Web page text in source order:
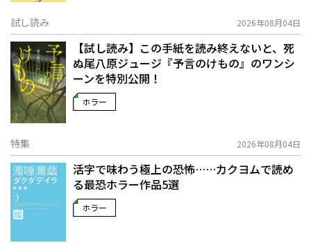
試し読み 2026年08月04日
【試し読み】この手紙を読み終えないと、死
ぬ――尾八原ジュージ『予言のけもの』のワンシ
ーンを特別公開！
ホラー
特集 2026年08月04日
活字で味わう極上の恐怖……カクヨムで読め
る最恐ホラー作品5選
ホラー